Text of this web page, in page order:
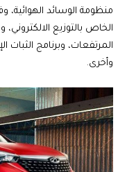
الخاص بالتوزيع
المرتفعات، وبرنامج الثبات
وأخرى.